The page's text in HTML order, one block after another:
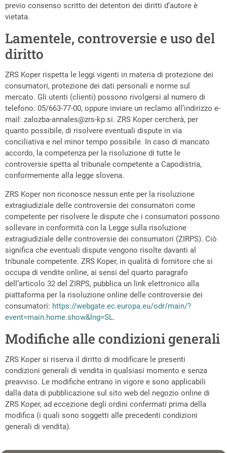
previo consenso scritto dei detentori dei diritti d’autore è
vietata.
Lamentele, controversie e uso del
diritto
ZRS Koper rispetta le leggi vigenti in materia di protezione dei
consumatori, protezione dei dati personali e norme sul
mercato. Gli utenti (clienti) possono rivolgersi al numero di
telefono: 05/663-77-00, oppure inviare un reclamo all’indirizzo e-
mail: zalozba-annales@zrs-kp.si. ZRS Koper cercherà, per
quanto possibile, di risolvere eventuali dispute in via
conciliativa e nel minor tempo possibile. In caso di mancato
accordo, la competenza per la risoluzione di tutte le
controversie spetta al tribunale competente a Capodistria,
conformemente alla legge slovena.
ZRS Koper non riconosce nessun ente per la risoluzione
extragiudiziale delle controversie dei consumatori come
competente per risolvere le dispute che i consumatori possono
sollevare in conformità con la Legge sulla risoluzione
extragiudiziale delle controversie dei consumatori (ZIRPS). Ciò
significa che eventuali dispute vengono risolte davanti al
tribunale competente. ZRS Koper, in qualità di fornitore che si
occupa di vendite online, ai sensi del quarto paragrafo
dell’articolo 32 del ZIRPS, pubblica un link elettronico alla
piattaforma per la risoluzione online delle controversie dei
consumatori: https://webgate.ec.europa.eu/odr/main/?
event=main.home.show&lng=SL.
Modifiche alle condizioni generali
ZRS Koper si riserva il diritto di modificare le presenti
condizioni generali di vendita in qualsiasi momento e senza
preavviso. Le modifiche entrano in vigore e sono applicabili
dalla data di pubblicazione sul sito web del negozio online di
ZRS Koper, ad eccezione degli ordini confermati prima della
modifica (i quali sono soggetti alle precedenti condizioni
generali di vendita).